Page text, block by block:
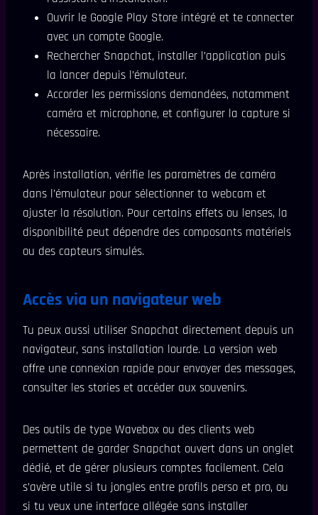
Ouvrir le Google Play Store intégré et te connecter
avec un compte Google.
Rechercher Snapchat, installer l’application puis
la lancer depuis l’émulateur.
Accorder les permissions demandées, notamment
caméra et microphone, et configurer la capture si
nécessaire.
Après installation, vérifie les paramètres de caméra
dans l’émulateur pour sélectionner ta webcam et
ajuster la résolution. Pour certains effets ou lenses, la
disponibilité peut dépendre des composants matériels
ou des capteurs simulés.
Accès via un navigateur web
Tu peux aussi utiliser Snapchat directement depuis un
navigateur, sans installation lourde. La version web
offre une connexion rapide pour envoyer des messages,
consulter les stories et accéder aux souvenirs.
Des outils de type Wavebox ou des clients web
permettent de garder Snapchat ouvert dans un onglet
dédié, et de gérer plusieurs comptes facilement. Cela
s’avère utile si tu jongles entre profils perso et pro, ou
si tu veux une interface allégée sans installer